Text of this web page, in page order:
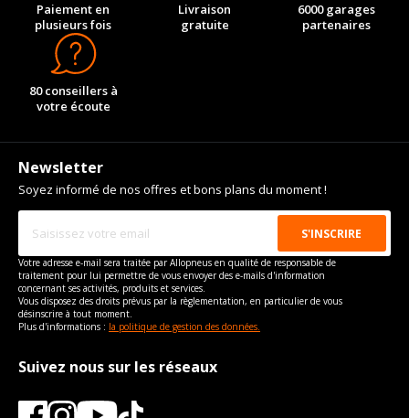
Paiement en
plusieurs fois
Livraison
gratuite
6000 garages
partenaires
80 conseillers à
votre écoute
Newsletter
Soyez informé de nos offres et bons plans du moment !
Votre adresse e-mail sera traitée par Allopneus en qualité de responsable de
traitement pour lui permettre de vous envoyer des e-mails d'information
concernant ses activités, produits et services.
Vous disposez des droits prévus par la règlementation, en particulier de vous
désinscrire à tout moment.
Plus d'informations : la politique de gestion des données.
Suivez nous sur les réseaux